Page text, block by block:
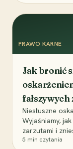
PRAWO KARNE
Jak bronić
Niesłuszne
Wyjaśniamy,
zarzutami i
5 min czytania